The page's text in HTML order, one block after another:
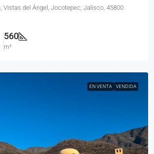
Vistas del Ángel, Jocotepec, Jalisco, 45800
560
m²
EN VENTA VENDIDA